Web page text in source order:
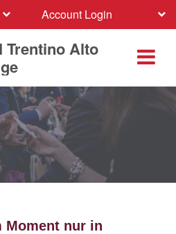
Account Login
Trentino Alto
Moment nur in